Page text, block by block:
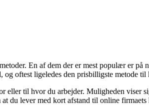
En af dem der er mest populær er
oftest ligeledes den prisbilligste metode
eller til hvor du arbejder. Muligheden
du lever med kort afstand til online firmaets